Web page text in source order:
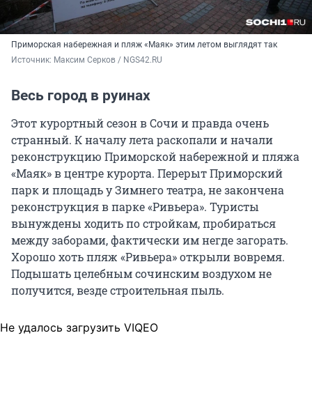
Приморская набережная и пляж «Маяк» этим летом выглядят так
Источник: Максим Серков / NGS42.RU
Весь город в руинах
Этот курортный сезон в Сочи и правда очень
странный. К началу лета раскопали и начали
реконструкцию Приморской набережной и пляжа
«Маяк» в центре курорта. Перерыт Приморский
парк и площадь у Зимнего театра, не закончена
реконструкция в парке «Ривьера». Туристы
вынуждены ходить по стройкам, пробираться
между заборами, фактически им негде загорать.
Хорошо хоть пляж «Ривьера» открыли вовремя.
Подышать целебным сочинским воздухом не
получится, везде строительная пыль.
Не удалось загрузить VIQEO